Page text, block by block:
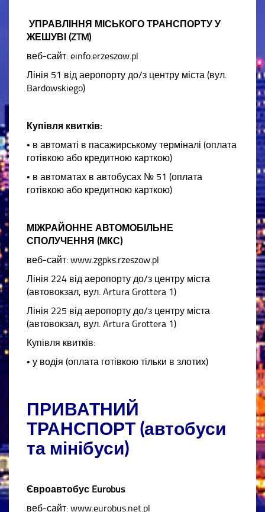
УПРАВЛІННЯ МІСЬКОГО ТРАНСПОРТУ У
ЖЕШУВІ (ZTM)
веб-сайт: einfo.erzeszow.pl
Лінія 51 від аеропорту до/з центру міста (вул.
Bardowskiego)
Купівля квитків:
• в автоматі в пасажирському терміналі (оплата
готівкою або кредитною карткою)
• в автоматах в автобусах № 51 (оплата
готівкою або кредитною карткою)
МІЖРАЙОННЕ АВТОМОБІЛЬНЕ
СПОЛУЧЕННЯ (МКС)
веб-сайт: www.zgpks.rzeszow.pl
Лінія 224 від аеропорту до/з центру міста
(автовокзал, вул. Artura Grottera 1)
Лінія 225 від аеропорту до/з центру міста
(автовокзал, вул. Artura Grottera 1)
Купівля квитків:
• у водія (оплата готівкою тільки в злотих)
ПРИВАТНИЙ
ТРАНСПОРТ (автобуси
та мінібуси)
Євроавтобус Eurobus
веб-сайт: www.eurobus.net.pl